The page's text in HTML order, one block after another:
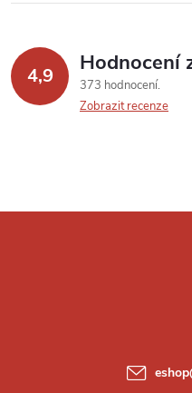
4,9 Hodnocení
373 hodnocení
Zobrazit recenze
eshop